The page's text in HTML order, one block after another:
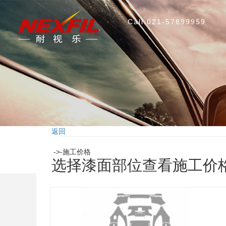
Call:021-57899959
返回
->-施工价格
选择漆面部位查看施工价